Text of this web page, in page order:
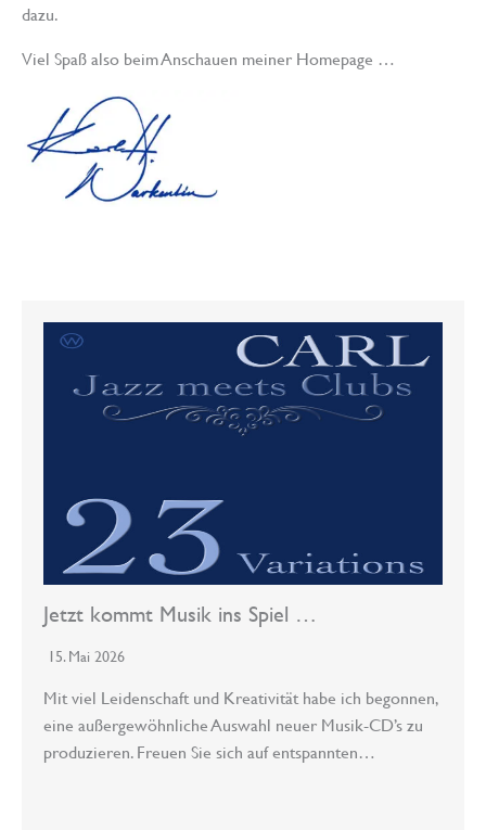
dazu.
Viel Spaß also beim Anschauen meiner Homepage …
Jetzt kommt Musik ins Spiel …
15. Mai 2026
Mit viel Leidenschaft und Kreativität habe ich begonnen,
eine außergewöhnliche Auswahl neuer Musik-CD’s zu
produzieren. Freuen Sie sich auf entspannten…